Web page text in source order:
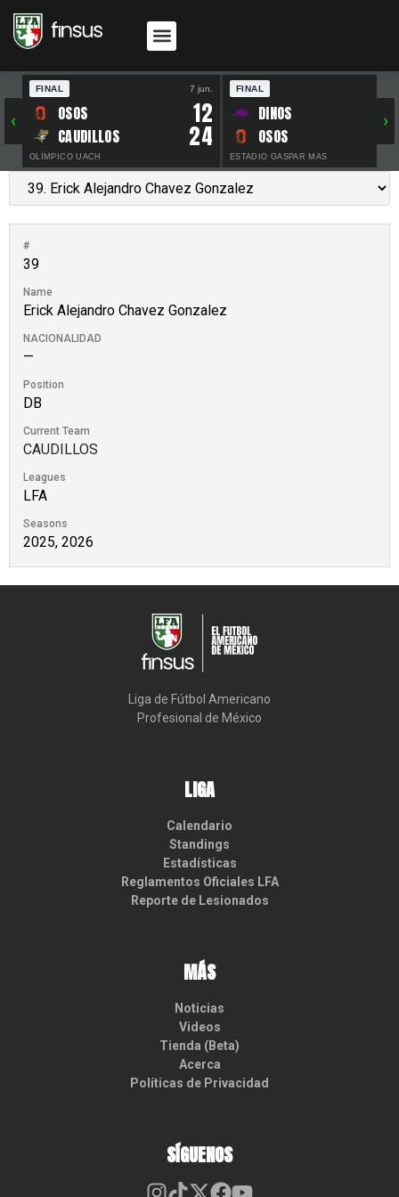
‹
FINAL 7 jun.
OSOS 12
CAUDILLOS 24
OLÍMPICO UACH
FINAL
DINOS
OSOS
ESTADIO GASPAR MAS
›
#
39
Name
Erick Alejandro Chavez Gonzalez
NACIONALIDAD
—
Position
DB
Current Team
CAUDILLOS
Leagues
LFA
Seasons
2025, 2026
Liga de Fútbol Americano
Profesional de México
LIGA
Calendario
Standings
Estadísticas
Reglamentos Oficiales LFA
Reporte de Lesionados
MÁS
Noticias
Videos
Tienda (Beta)
Acerca
Políticas de Privacidad
SÍGUENOS